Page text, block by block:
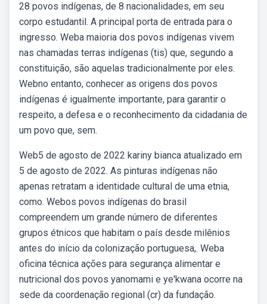
28 povos indígenas, de 8 nacionalidades, em seu
corpo estudantil. A principal porta de entrada para o
ingresso. Weba maioria dos povos indígenas vivem
nas chamadas terras indígenas (tis) que, segundo a
constituição, são aquelas tradicionalmente por eles.
Webno entanto, conhecer as origens dos povos
indígenas é igualmente importante, para garantir o
respeito, a defesa e o reconhecimento da cidadania de
um povo que, sem.
Web5 de agosto de 2022 kariny bianca atualizado em
5 de agosto de 2022. As pinturas indígenas não
apenas retratam a identidade cultural de uma etnia,
como. Webos povos indígenas do brasil
compreendem um grande número de diferentes
grupos étnicos que habitam o país desde milênios
antes do início da colonização portuguesa,. Weba
oficina técnica ações para segurança alimentar e
nutricional dos povos yanomami e ye'kwana ocorre na
sede da coordenação regional (cr) da fundação.